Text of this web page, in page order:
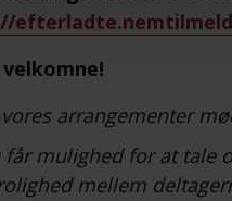
vores arrangementer
får mulighed for at tale
mellem